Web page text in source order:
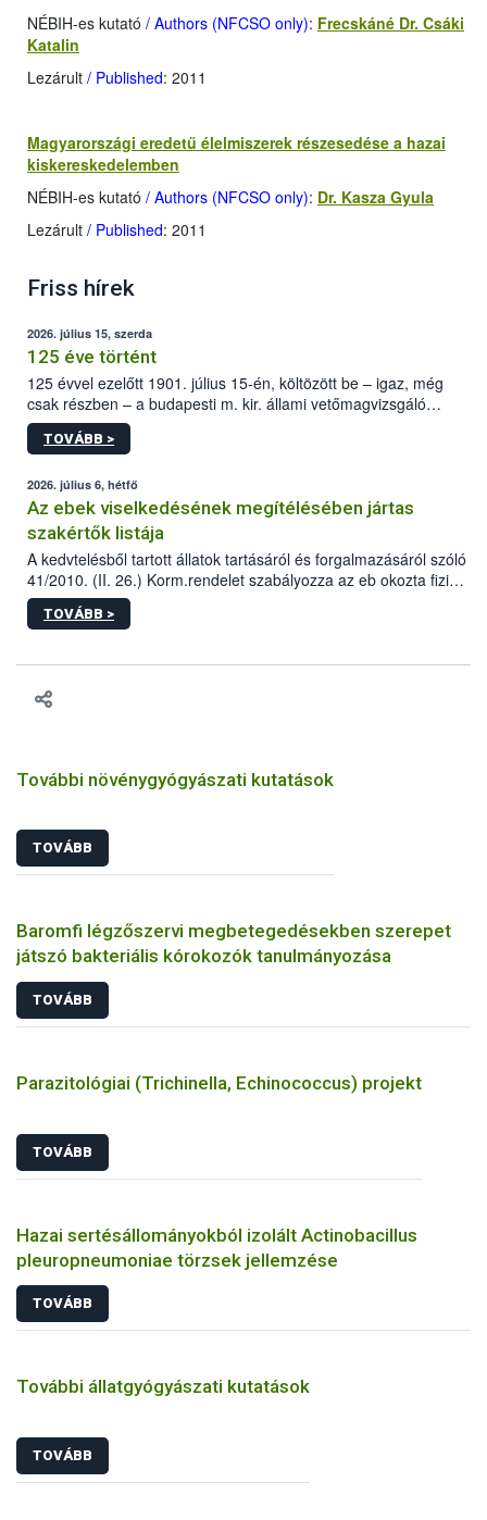
NÉBIH-es kutató / Authors (NFCSO only): Frecskáné Dr. Csáki
Katalin
Lezárult / Published: 2011
Magyarországi eredetű élelmiszerek részesedése a hazai
kiskereskedelemben
NÉBIH-es kutató / Authors (NFCSO only): Dr. Kasza Gyula
Lezárult / Published: 2011
Friss hírek
2026. július 15, szerda
125 éve történt
125 évvel ezelőtt 1901. július 15-én, költözött be – igaz, még
csak részben – a budapesti m. kir. állami vetőmagvizsgáló
állomás a Kis Rókus utca 15. szám alatti, Czigler Győző által
tervezett új épületébe.
TOVÁBB >
2026. július 6, hétfő
Az ebek viselkedésének megítélésében jártas
szakértők listája
A kedvtelésből tartott állatok tartásáról és forgalmazásáról szóló
41/2010. (II. 26.) Korm.rendelet szabályozza az eb okozta fizikai
sérülés, illetve ennek veszélye keletkezésekor felmerülő
hatósági feladatokat, valamint a veszélyes eb tartását és annak
vonni az ebek viselkedésének megítélésében jártas szakértőt.
TOVÁBB >
További növénygyógyászati kutatások
TOVÁBB
Baromfi légzőszervi megbetegedésekben szerepet
játszó bakteriális kórokozók tanulmányozása
TOVÁBB
Parazitológiai (Trichinella, Echinococcus) projekt
TOVÁBB
Hazai sertésállományokból izolált Actinobacillus
pleuropneumoniae törzsek jellemzése
TOVÁBB
További állatgyógyászati kutatások
TOVÁBB